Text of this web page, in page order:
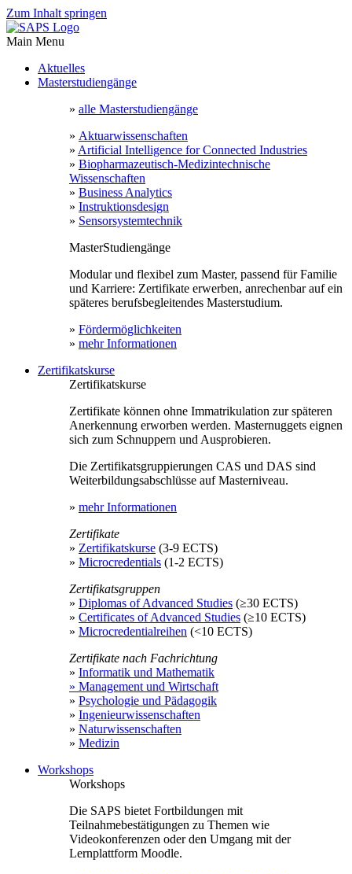
Zum Inhalt springen
Main Menu
Aktuelles
Masterstudiengänge
» alle Masterstudiengänge
» Aktuarwissenschaften
» Artificial Intelligence for Connected Industries
» Biopharmazeutisch-Medizintechnische
Wissenschaften
» Business Analytics
» Instruktionsdesign
» Sensorsystemtechnik
MasterStudiengänge
Modular und flexibel zum Master, passend für Familie
und Karriere: Zertifikate erwerben, anrechenbar auf ein
späteres berufsbegleitendes Masterstudium.
» Fördermöglichkeiten
» mehr Informationen
Zertifikatskurse
Zertifikatskurse
Zertifikate können ohne Immatrikulation zur späteren
Anerkennung erworben werden. Masternuggets eignen
sich zum Schnuppern und Ausprobieren.
Die Zertifikatsgruppierungen CAS und DAS sind
Weiterbildungsabschlüsse auf Masterniveau.
» mehr Informationen
Zertifikate
» Zertifikatskurse (3-9 ECTS)
» Microcredentials (1-2 ECTS)
Zertifikatsgruppen
» Diplomas of Advanced Studies (≥30 ECTS)
» Certificates of Advanced Studies (≥10 ECTS)
» Microcredentialreihen (<10 ECTS)
Zertifikate nach Fachrichtung
» Informatik und Mathematik
» Management und Wirtschaft
» Psychologie und Pädagogik
» Ingenieurwissenschaften
» Naturwissenschaften
» Medizin
Workshops
Workshops
Die SAPS bietet Fortbildungen mit
Teilnahmebestätigungen zu Themen wie
Videokonferenzen oder den Umgang mit der
Lernplattform Moodle.